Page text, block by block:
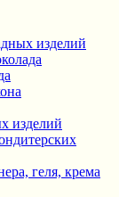
изделий
изделий
геля, крема